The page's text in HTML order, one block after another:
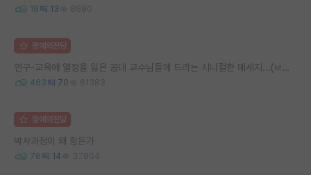
16 13 8690
명예의전당
연구-교육에 열정을 잃은 공대 교수님들께 드리는 시니컬한 메세지...(ㅂㄷㅂㄷ)
463 70 61383
명예의전당
박사과정이 왜 힘든가
78 14 37804